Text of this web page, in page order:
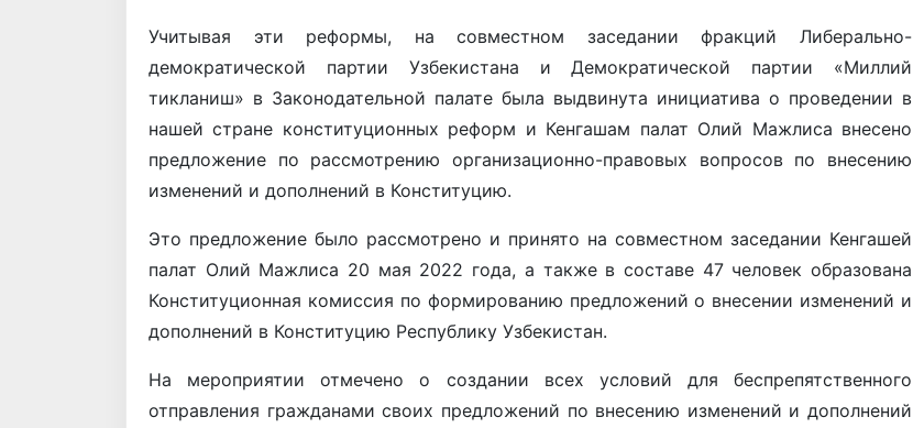
Учитывая эти реформы, на совместном заседании фракций Либерально-
демократической партии Узбекистана и Демократической партии «Миллий
тикланиш» в Законодательной палате была выдвинута инициатива о проведении в
нашей стране конституционных реформ и Кенгашам палат Олий Мажлиса внесено
предложение по рассмотрению организационно-правовых вопросов по внесению
изменений и дополнений в Конституцию.
Это предложение было рассмотрено и принято на совместном заседании Кенгашей
палат Олий Мажлиса 20 мая 2022 года, а также в составе 47 человек образована
Конституционная комиссия по формированию предложений о внесении изменений и
дополнений в Конституцию Республику Узбекистан.
На мероприятии отмечено о создании всех условий для беспрепятственного
отправления гражданами своих предложений по внесению изменений и дополнений